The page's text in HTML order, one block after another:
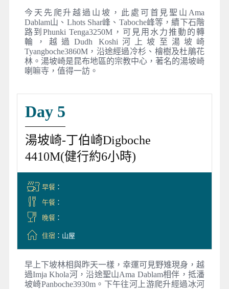
今天先爬升越過山坡，此處可首見聖山Ama
Dablam山、Lhots Shar峰、Taboche峰等，續下石階
路到Phunki Tenga3250M，可見用水力推動的轉
輪，越過Dudh Koshi河上坡至湯坡崎
Tyangboche3860M，沿途經過冷杉、檜樹及杜鵑花
林。湯坡崎是昆布地區的宗教中心，著名的湯坡崎
喇嘛寺，值得一訪。
Day 5
湯坡崎-丁伯崎Digboche
4410M(健行約6小時)
早餐：
午餐：
晚餐：
住宿：山屋
早上下坡林相與昨天一樣，幸運可見野雉現身，越
過Imja Khola河，沿途聖山Ama Dablam相伴，抵潘
坡崎Panboche3930m。下午往河上游爬升經過冰河